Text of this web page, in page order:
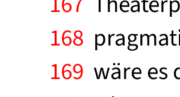
168
169 wäre es